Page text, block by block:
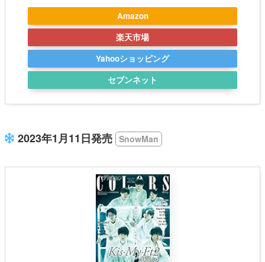
Amazon
楽天市場
Yahooショッピング
セブンネット
2023年1月11日発売 SnowMan